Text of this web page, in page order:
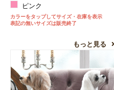
ピンク
カラーをタップしてサイズ・在庫を表示
表記の無いサイズは販売終了
もっと見る